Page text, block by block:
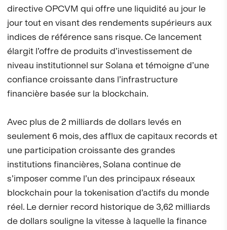
directive OPCVM qui offre une liquidité au jour le
jour tout en visant des rendements supérieurs aux
indices de référence sans risque. Ce lancement
élargit l’offre de produits d’investissement de
niveau institutionnel sur Solana et témoigne d’une
confiance croissante dans l’infrastructure
financière basée sur la blockchain.
Avec plus de 2 milliards de dollars levés en
seulement 6 mois, des afflux de capitaux records et
une participation croissante des grandes
institutions financières, Solana continue de
s’imposer comme l’un des principaux réseaux
blockchain pour la tokenisation d’actifs du monde
réel. Le dernier record historique de 3,62 milliards
de dollars souligne la vitesse à laquelle la finance